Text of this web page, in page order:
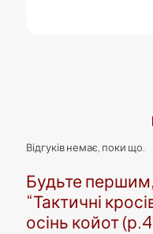
Відгуків немає, поки що.
Будьте
“Тактичні
осінь койот